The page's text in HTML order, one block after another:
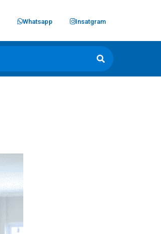
Whatsapp Insatgram